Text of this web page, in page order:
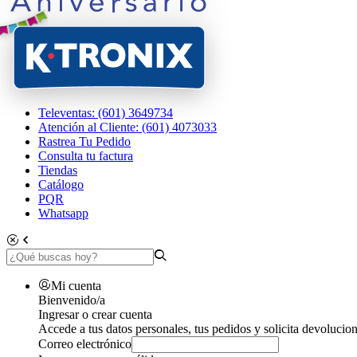
Televentas: (601) 3649734
Atención al Cliente: (601) 4073033
Rastrea Tu Pedido
Consulta tu factura
Tiendas
Catálogo
PQR
Whatsapp
Mi cuenta
Bienvenido/a
Ingresar o crear cuenta
Accede a tus datos personales, tus pedidos y solicita
Correo electrónico